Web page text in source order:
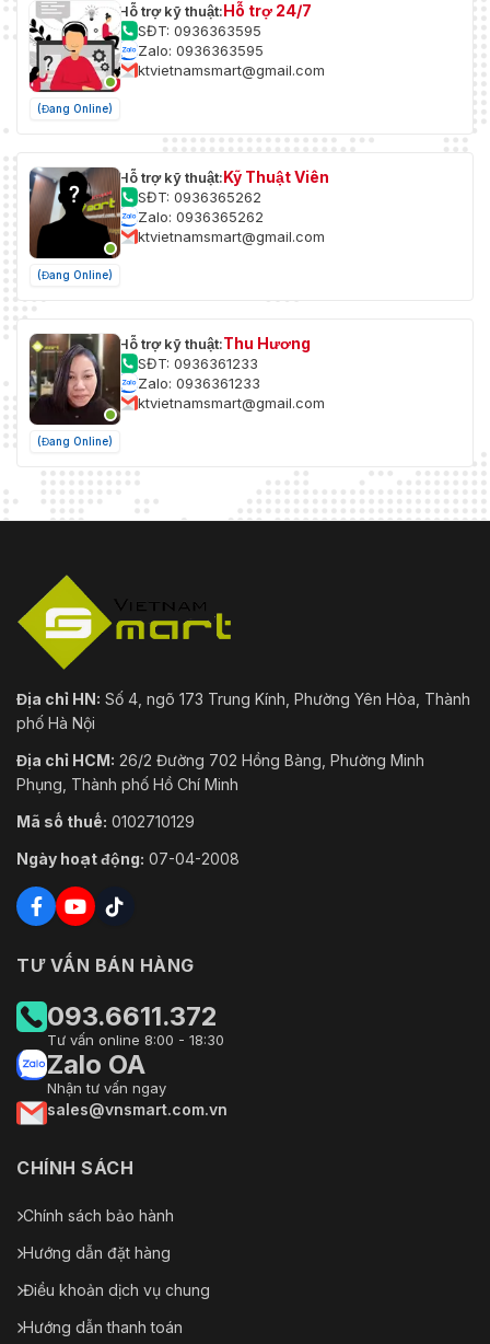
(Đang Online)
Hỗ trợ kỹ thuật:Hỗ trợ 24/7
SĐT: 0936363595
Zalo: 0936363595
ktvietnamsmart@gmail.com
(Đang Online)
Hỗ trợ kỹ thuật:Kỹ Thuật Viên
SĐT: 0936365262
Zalo: 0936365262
ktvietnamsmart@gmail.com
(Đang Online)
Hỗ trợ kỹ thuật:Thu Hương
SĐT: 0936361233
Zalo: 0936361233
ktvietnamsmart@gmail.com
Địa chỉ HN: Số 4, ngõ 173 Trung Kính, Phường Yên Hòa, Thành
phố Hà Nội
Địa chỉ HCM: 26/2 Đường 702 Hồng Bàng, Phường Minh
Phụng, Thành phố Hồ Chí Minh
Mã số thuế: 0102710129
Ngày hoạt động: 07-04-2008
TƯ VẤN BÁN HÀNG
093.6611.372
Tư vấn online 8:00 - 18:30
Zalo OA
Nhận tư vấn ngay
sales@vnsmart.com.vn
CHÍNH SÁCH
Chính sách bảo hành
Hướng dẫn đặt hàng
Điều khoản dịch vụ chung
Hướng dẫn thanh toán